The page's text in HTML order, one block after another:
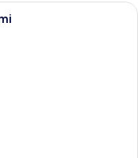
öryggishólf í herbergi,